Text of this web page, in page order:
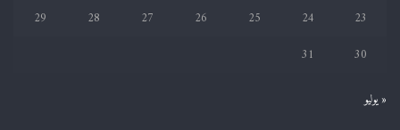
23
24
25
26
27
28
29
30
31
« يوليو